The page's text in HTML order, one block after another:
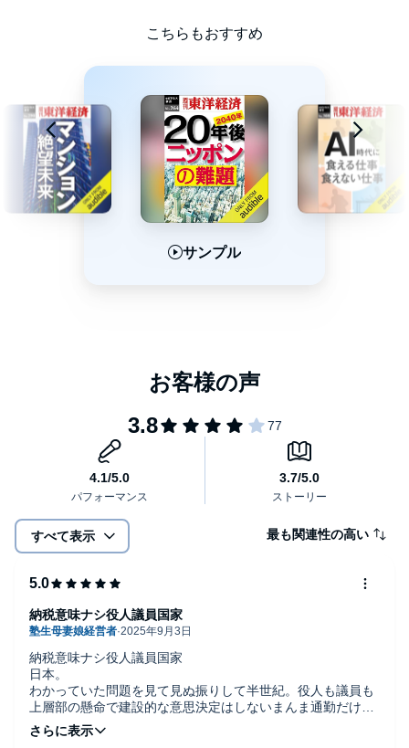
こちらもおすすめ
サンプル
すべて表示 最も関連性の高い
納税意味ナシ役人議員国家
日本。
わかっていた問題を見て見ぬ振りして半世紀。役人も議員も
上層部の懸命で建設的な意思決定はしないまんま通勤だけし
て仕事したふりだけして何にもしないで税から給与を得て飯
食っていただけなんだなー、って分かる。
納税意味ナシ役人議員国家